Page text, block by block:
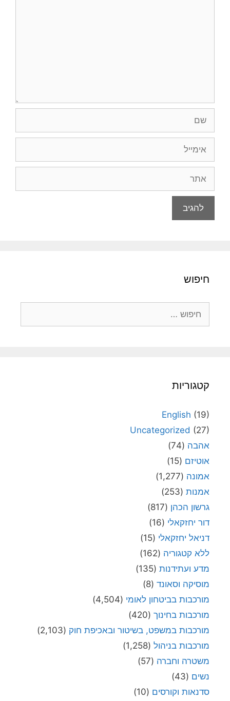
חיפוש
קטגוריות
English (19)
Uncategorized (27)
אהבה (74)
אוטיזם (15)
אמונה (1,277)
אמנות (253)
גרשון הכהן (817)
דור יחזקאלי (16)
דניאל יחזקאלי (15)
ללא קטגוריה (162)
מדע ועתידנות (135)
מוסיקה וסאונד (8)
מורכבות בביטחון לאומי (4,504)
מורכבות בחינוך (420)
מורכבות במשפט, בשיטור ובאכיפת חוק (2,103)
מורכבות בניהול (1,258)
משטרה וחברה (57)
נשים (43)
סדנאות וקורסים (10)